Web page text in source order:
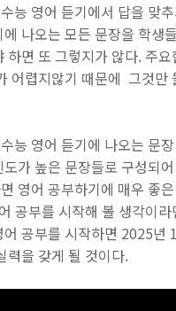
능 영어 듣기에서 답을 맞
나오는 모든 문장을 학생
하면 또 그렇지가 않다. 주요
어렵지않기 때문에 그것만
능 영어 듣기에 나오는 문
가 높은 문장들로 구성되
영어 공부하기에 매우 좋
공부를 시작해 볼 생각이라
공부를 시작하면 2025년
력을 갖게 될 것이다.